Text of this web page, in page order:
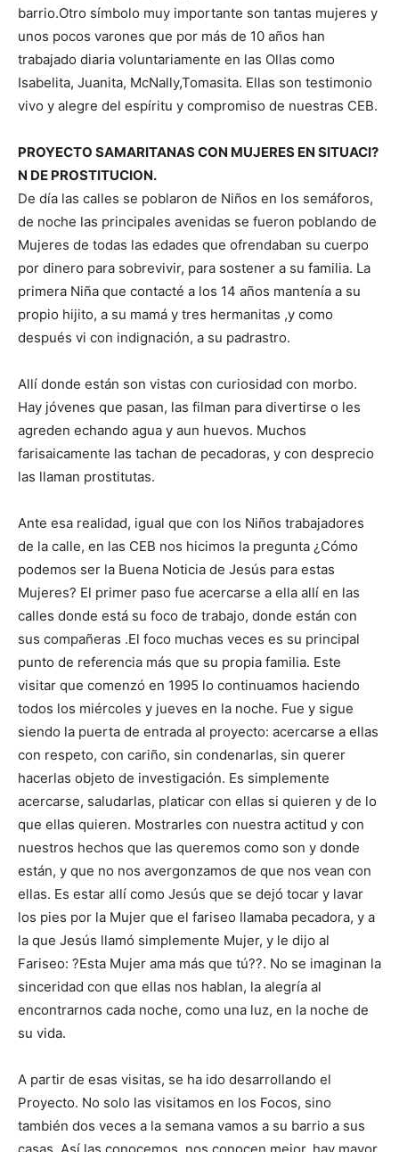
barrio.Otro símbolo muy importante son tantas mujeres y
unos pocos varones que por más de 10 años han
trabajado diaria voluntariamente en las Ollas como
Isabelita, Juanita, McNally,Tomasita. Ellas son testimonio
vivo y alegre del espíritu y compromiso de nuestras CEB.
PROYECTO SAMARITANAS CON MUJERES EN SITUACI?
N DE PROSTITUCION.
De día las calles se poblaron de Niños en los semáforos,
de noche las principales avenidas se fueron poblando de
Mujeres de todas las edades que ofrendaban su cuerpo
por dinero para sobrevivir, para sostener a su familia. La
primera Niña que contacté a los 14 años mantenía a su
propio hijito, a su mamá y tres hermanitas ,y como
después vi con indignación, a su padrastro.
Allí donde están son vistas con curiosidad con morbo.
Hay jóvenes que pasan, las filman para divertirse o les
agreden echando agua y aun huevos. Muchos
farisaicamente las tachan de pecadoras, y con desprecio
las llaman prostitutas.
Ante esa realidad, igual que con los Niños trabajadores
de la calle, en las CEB nos hicimos la pregunta ¿Cómo
podemos ser la Buena Noticia de Jesús para estas
Mujeres? El primer paso fue acercarse a ella allí en las
calles donde está su foco de trabajo, donde están con
sus compañeras .El foco muchas veces es su principal
punto de referencia más que su propia familia. Este
visitar que comenzó en 1995 lo continuamos haciendo
todos los miércoles y jueves en la noche. Fue y sigue
siendo la puerta de entrada al proyecto: acercarse a ellas
con respeto, con cariño, sin condenarlas, sin querer
hacerlas objeto de investigación. Es simplemente
acercarse, saludarlas, platicar con ellas si quieren y de lo
que ellas quieren. Mostrarles con nuestra actitud y con
nuestros hechos que las queremos como son y donde
están, y que no nos avergonzamos de que nos vean con
ellas. Es estar allí como Jesús que se dejó tocar y lavar
los pies por la Mujer que el fariseo llamaba pecadora, y a
la que Jesús llamó simplemente Mujer, y le dijo al
Fariseo: ?Esta Mujer ama más que tú??. No se imaginan la
sinceridad con que ellas nos hablan, la alegría al
encontrarnos cada noche, como una luz, en la noche de
su vida.
A partir de esas visitas, se ha ido desarrollando el
Proyecto. No solo las visitamos en los Focos, sino
también dos veces a la semana vamos a su barrio a sus